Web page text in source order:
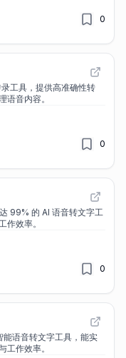
0
工具，提供高准确性转
语音内容。
0
99% 的 AI 语音转文字工
作效率。
0
语音转文字工具，能实
工作效率。